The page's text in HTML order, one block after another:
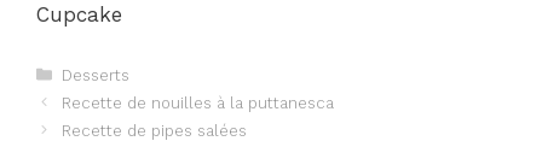
Cupcake
Catégories
Desserts
Navigation
des
Recette de nouilles à la puttanesca
Recette de pipes salées